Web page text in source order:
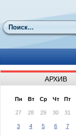
Поиск
АРХИВ
Пн Вт Ср Чт Пт
27 28 29 30 31
3 4 5 6 7